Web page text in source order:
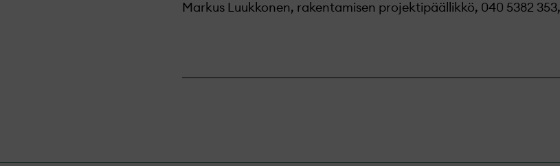
Markus Luukkonen, rakentamisen projektipäällikkö, 040 5382 353,